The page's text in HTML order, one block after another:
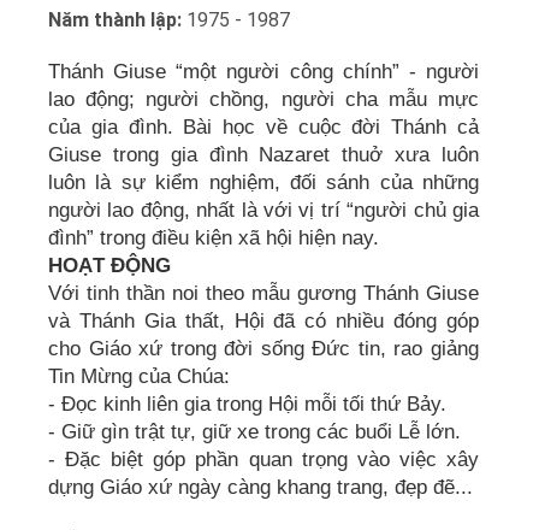
Năm thành lập: 1975 - 1987
Thánh Giuse “một người công chính” - người
lao động; người chồng, người cha mẫu mực
của gia đình. Bài học về cuộc đời Thánh cả
Giuse trong gia đình Nazaret thuở xưa luôn
luôn là sự kiểm nghiệm, đối sánh của những
người lao động, nhất là với vị trí “người chủ gia
đình” trong điều kiện xã hội hiện nay.
HOẠT ĐỘNG
Với tinh thần noi theo mẫu gương Thánh Giuse
và Thánh Gia thất, Hội đã có nhiều đóng góp
cho Giáo xứ trong đời sống Đức tin, rao giảng
Tin Mừng của Chúa:
- Đọc kinh liên gia trong Hội mỗi tối thứ Bảy.
- Giữ gìn trật tự, giữ xe trong các buổi Lễ lớn.
- Đặc biệt góp phần quan trọng vào việc xây
dựng Giáo xứ ngày càng khang trang, đẹp đẽ...